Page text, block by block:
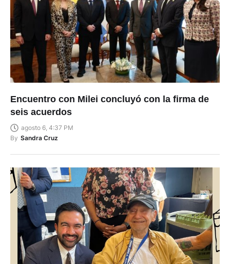
Encuentro con Milei concluyó con la firma de
seis acuerdos
agosto 6, 4:37 PM
By Sandra Cruz